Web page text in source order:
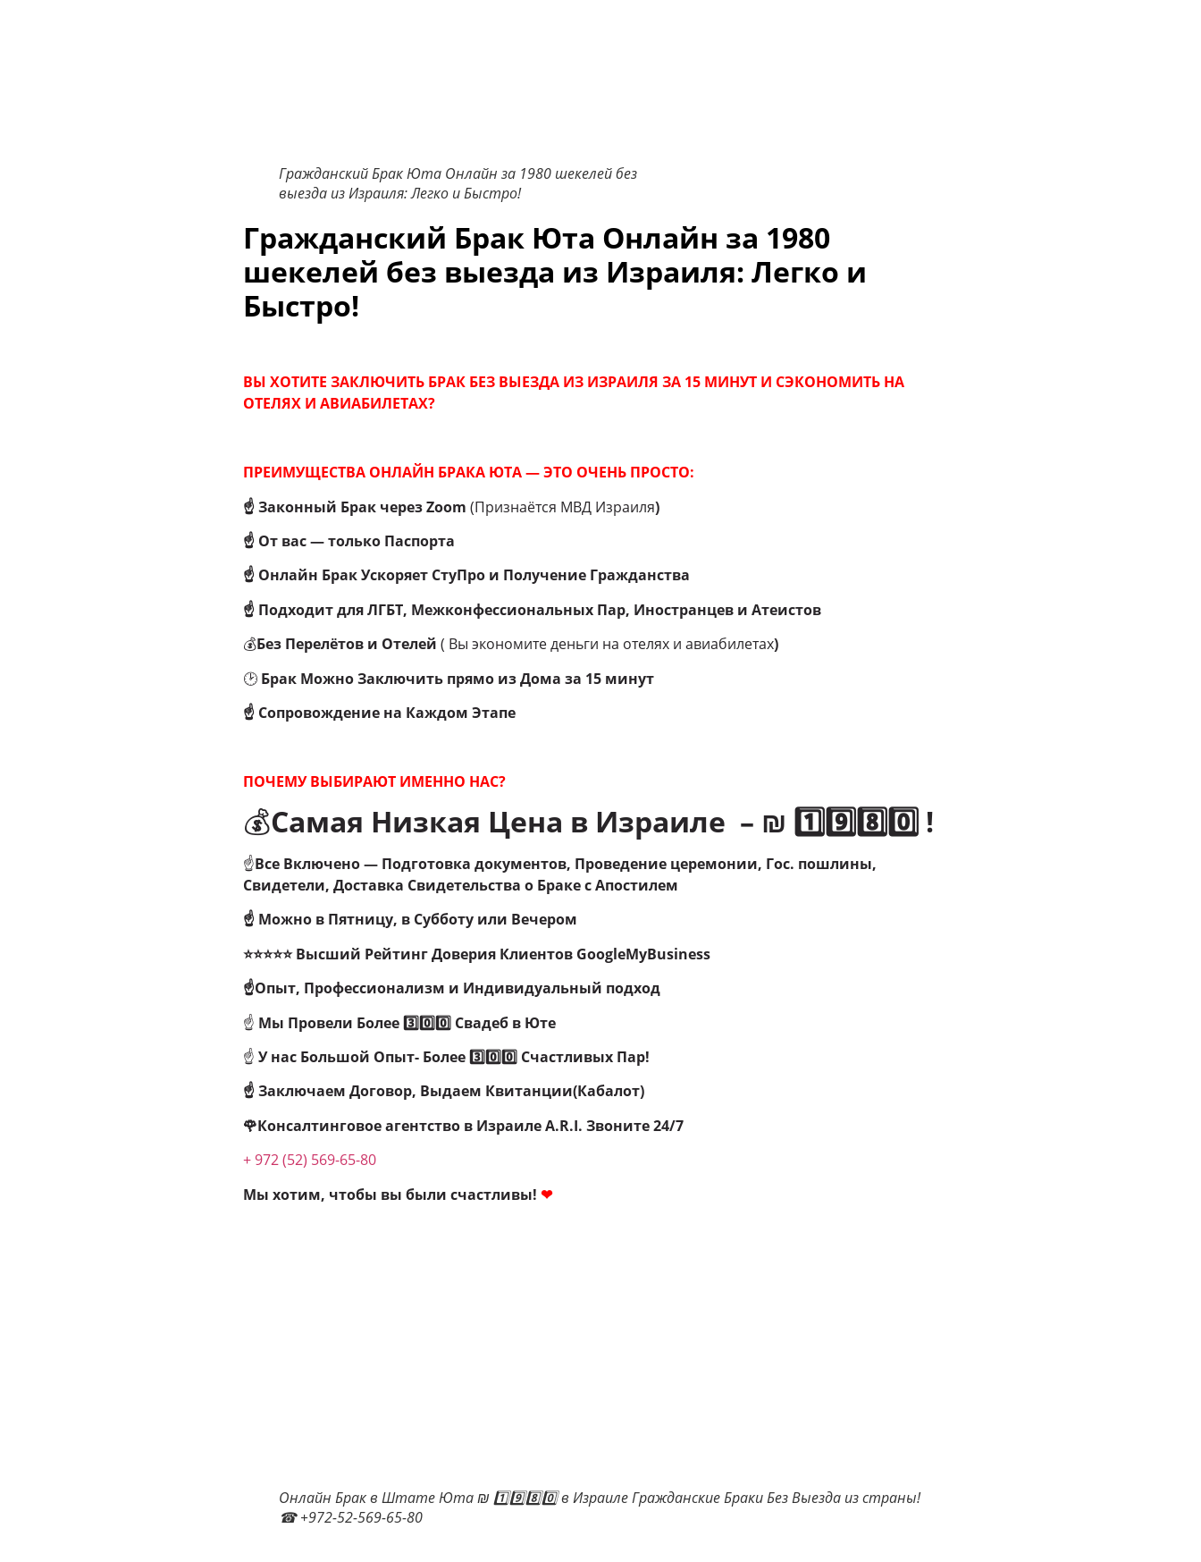
Гражданский Брак Юта Онлайн за 1980 шекелей без
выезда из Израиля: Легко и Быстро!
Гражданский Брак Юта Онлайн за 1980
шекелей без выезда из Израиля: Легко и
Быстро!
ВЫ ХОТИТЕ ЗАКЛЮЧИТЬ БРАК БЕЗ ВЫЕЗДА ИЗ ИЗРАИЛЯ ЗА 15 МИНУТ И СЭКОНОМИТЬ НА
ОТЕЛЯХ И АВИАБИЛЕТАХ?
ПРЕИМУЩЕСТВА ОНЛАЙН БРАКА ЮТА — ЭТО ОЧЕНЬ ПРОСТО:
☝Законный Брак через Zoom (Признаётся МВД Израиля)
☝ От вас — только Паспорта
☝ Онлайн Брак Ускоряет СтуПро и Получение Гражданства
☝ Подходит для ЛГБТ, Межконфессиональных Пар, Иностранцев и Атеистов
💰Без Перелётов и Отелей ( Вы экономите деньги на отелях и авиабилетах)
🕑 Брак Можно Заключить прямо из Дома за 15 минут
☝ Сопровождение на Каждом Этапе
ПОЧЕМУ ВЫБИРАЮТ ИМЕННО НАС?
💰Самая Низкая Цена в Израиле – ₪ 1️⃣9️⃣8️⃣0️⃣ !
☝Все Включено — Подготовка документов, Проведение церемонии, Гос. пошлины,
Свидетели, Доставка Свидетельства о Браке с Апостилем
☝ Можно в Пятницу, в Субботу или Вечером
⭐⭐⭐⭐⭐ Высший Рейтинг Доверия Клиентов GoogleMyBusiness
☝Опыт, Профессионализм и Индивидуальный подход
☝ Мы Провели Более 3️⃣0️⃣0️⃣ Свадеб в Юте
☝ У нас Большой Опыт- Более3️⃣0️⃣0️⃣ Счастливых Пар!
☝ Заключаем Договор, Выдаем Квитанции(Кабалот)
🌹Консалтинговое агентство в Израиле A.R.I. Звоните 24/7
+ 972 (52) 569-65-80
Мы хотим, чтобы вы были счастливы! ❤
Онлайн Брак в Штате Юта ₪ 1️⃣9️⃣8️⃣0️⃣ в Израиле Гражданские Браки Без Выезда из страны!
☎ +972-52-569-65-80